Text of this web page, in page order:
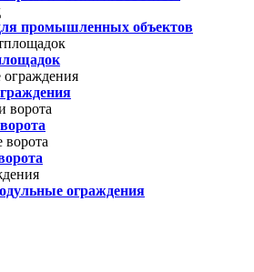
промышленных объектов
ограждения